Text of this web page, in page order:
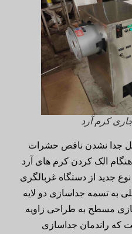
کرم آرد
جدا نشدن ناقص حشرات
الک کردن کرم های آرد
جدید از دستگاه غربالگری
به تسمه جداسازی دو لایه
مسطح به طراحی زاویه
است که راندمان جداسازی